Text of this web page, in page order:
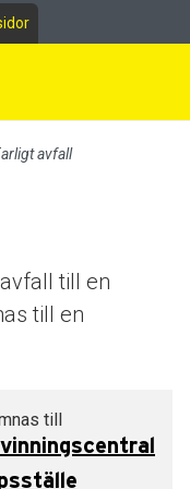
avfall
till en
till en
till